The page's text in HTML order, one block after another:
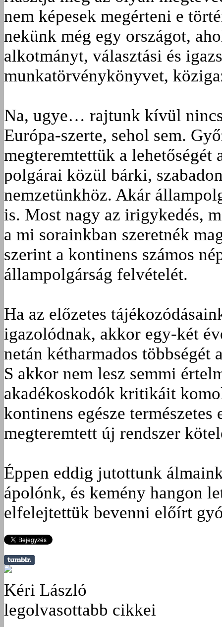
nem képesek megérteni e
nekünk még egy országot,
alkotmányt, választási és
munkatörvénykönyvet,
Na, ugye… rajtunk kívül nincs
Európa-szerte, sehol sem.
megteremtettük a lehetőségét
polgárai közül bárki,
nemzetünkhöz. Akár
is. Most nagy az irigykedés,
a mi sorainkban szeretnék
szerint a kontinens számos
állampolgárság felvételét.
Ha az előzetes
igazolódnak, akkor egy-két
netán kétharmados
S akkor nem lesz semmi
akadékoskodók kritikáit
kontinens egésze
megteremtett új rendszer
Éppen eddig jutottunk
ápolónk, és kemény hangon
elfelejtettük bevenni előírt
Kéri László
legolvasottabb cikkei